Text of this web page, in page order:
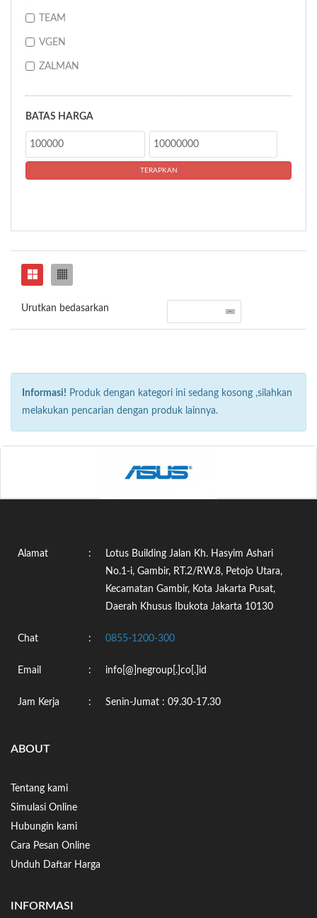
TEAM
VGEN
ZALMAN
BATAS HARGA
Urutkan bedasarkan
Informasi! Produk dengan kategori ini sedang kosong ,silahkan
melakukan pencarian dengan produk lainnya.
Alamat :
Lotus Building Jalan Kh. Hasyim Ashari
No.1-i, Gambir, RT.2/RW.8, Petojo Utara,
Kecamatan Gambir, Kota Jakarta Pusat,
Daerah Khusus Ibukota Jakarta 10130
Chat : 0855-1200-300
Email : info[@]negroup[.]co[.]id
Jam Kerja : Senin-Jumat : 09.30-17.30
ABOUT
Tentang kami
Simulasi Online
Hubungin kami
Cara Pesan Online
Unduh Daftar Harga
INFORMASI